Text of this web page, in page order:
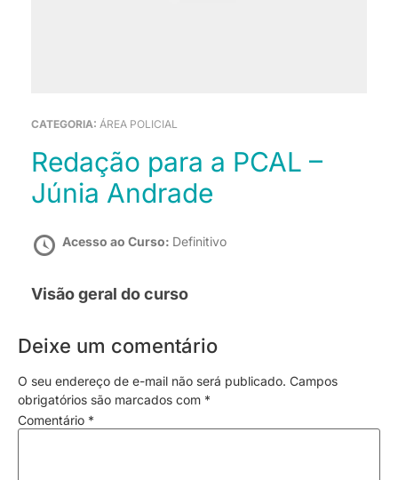
CATEGORIA: ÁREA POLICIAL
Redação para a PCAL –
Júnia Andrade
Acesso ao Curso: Definitivo
Visão geral do curso
Deixe um comentário
O seu endereço de e-mail não será publicado. Campos
obrigatórios são marcados com *
Comentário *